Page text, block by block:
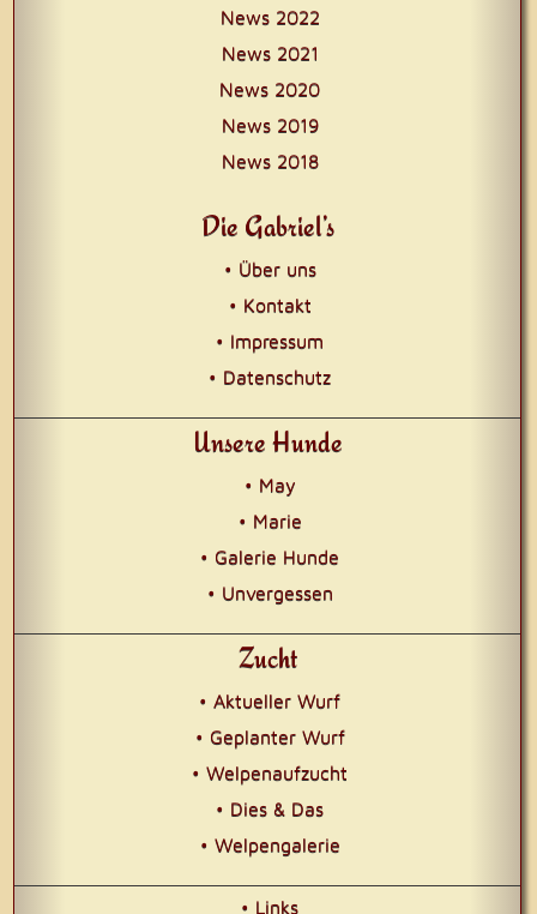
News 2022
News 2021
News 2020
News 2019
News 2018
Die Gabriel’s
• Über uns
• Kontakt
• Impressum
• Datenschutz
Unsere Hunde
• May
• Marie
• Galerie Hunde
• Unvergessen
Zucht
• Aktueller Wurf
• Geplanter Wurf
• Welpenaufzucht
• Dies & Das
• Welpengalerie
• Links